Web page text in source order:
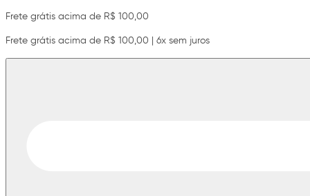
Frete grátis acima de R$ 100,00
Frete grátis acima de R$ 100,00 | 6x sem juros